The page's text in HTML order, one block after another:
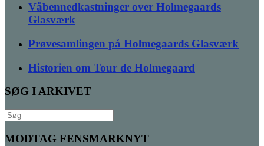
Våbennedkastninger over Holmegaards
Glasværk
Prøvesamlingen på Holmegaards Glasværk
Historien om Tour de Holmegaard
SØG I ARKIVET
Søg
efter:
MODTAG FENSMARKNYT